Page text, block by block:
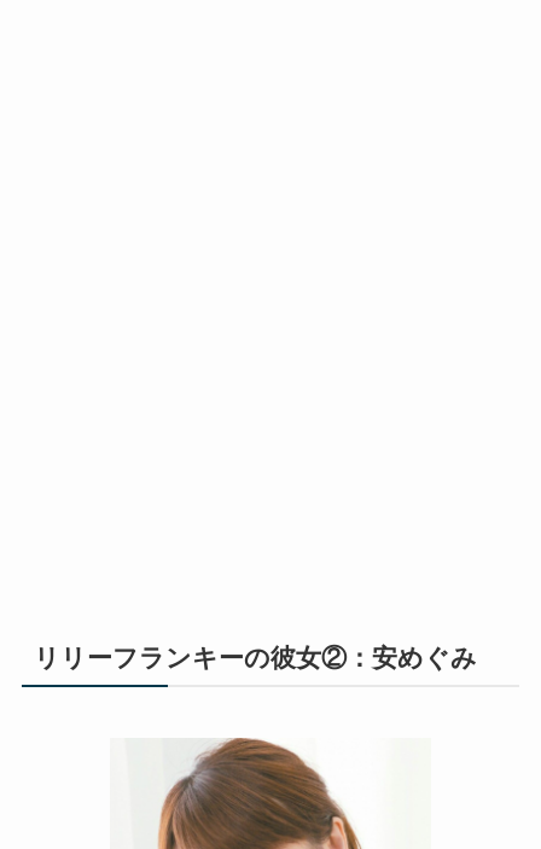
リリーフランキーの彼女②：安めぐみ